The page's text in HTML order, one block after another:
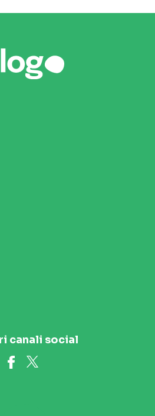
canali social